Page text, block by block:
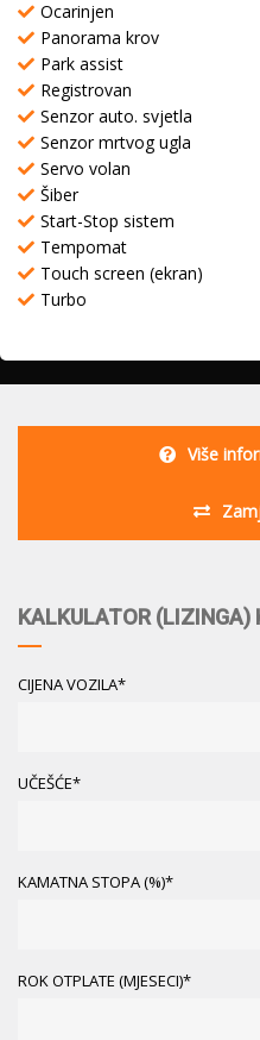
Ocarinjen
Panorama krov
Park assist
Registrovan
Senzor auto. svjetla
Senzor mrtvog ugla
Servo volan
Šiber
Start-Stop sistem
Tempomat
Touch screen (ekran)
Turbo
Više
KALKULATOR (LIZINGA)
CIJENA VOZILA*
UČEŠĆE*
KAMATNA STOPA (%)*
ROK OTPLATE (MJESECI)*